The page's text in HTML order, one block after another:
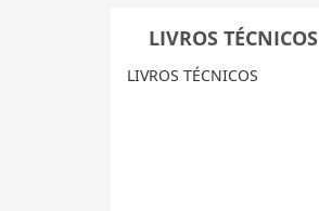
LIVROS TÉCNICOS
LIVROS TÉCNICOS